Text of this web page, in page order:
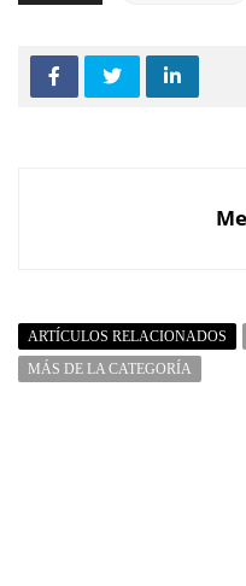
ARTÍCULOS RELACIONADOS
MÁS DE LA CATEGORÍA